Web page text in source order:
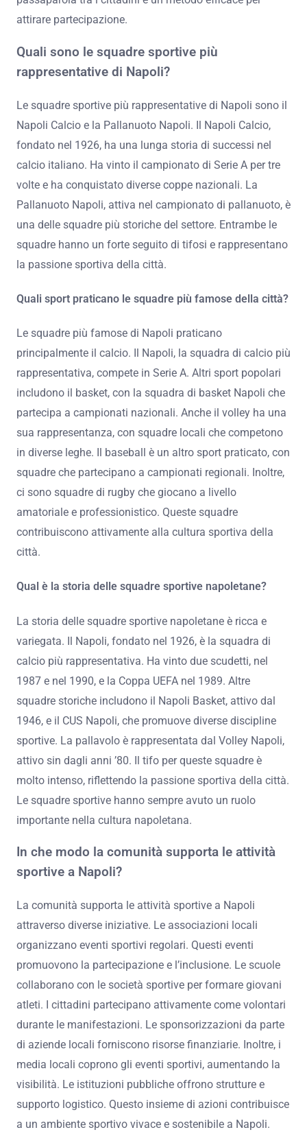
attirare partecipazione.
Quali sono le squadre sportive più
rappresentative di Napoli?
Le squadre sportive più rappresentative di Napoli sono il
Napoli Calcio e la Pallanuoto Napoli. Il Napoli Calcio,
fondato nel 1926, ha una lunga storia di successi nel
calcio italiano. Ha vinto il campionato di Serie A per tre
volte e ha conquistato diverse coppe nazionali. La
Pallanuoto Napoli, attiva nel campionato di pallanuoto, è
una delle squadre più storiche del settore. Entrambe le
squadre hanno un forte seguito di tifosi e rappresentano
la passione sportiva della città.
Quali sport praticano le squadre più famose della città?
Le squadre più famose di Napoli praticano
principalmente il calcio. Il Napoli, la squadra di calcio più
rappresentativa, compete in Serie A. Altri sport popolari
includono il basket, con la squadra di basket Napoli che
partecipa a campionati nazionali. Anche il volley ha una
sua rappresentanza, con squadre locali che competono
in diverse leghe. Il baseball è un altro sport praticato, con
squadre che partecipano a campionati regionali. Inoltre,
ci sono squadre di rugby che giocano a livello
amatoriale e professionistico. Queste squadre
contribuiscono attivamente alla cultura sportiva della
città.
Qual è la storia delle squadre sportive napoletane?
La storia delle squadre sportive napoletane è ricca e
variegata. Il Napoli, fondato nel 1926, è la squadra di
calcio più rappresentativa. Ha vinto due scudetti, nel
1987 e nel 1990, e la Coppa UEFA nel 1989. Altre
squadre storiche includono il Napoli Basket, attivo dal
1946, e il CUS Napoli, che promuove diverse discipline
sportive. La pallavolo è rappresentata dal Volley Napoli,
attivo sin dagli anni ’80. Il tifo per queste squadre è
molto intenso, riflettendo la passione sportiva della città.
Le squadre sportive hanno sempre avuto un ruolo
importante nella cultura napoletana.
In che modo la comunità supporta le attività
sportive a Napoli?
La comunità supporta le attività sportive a Napoli
attraverso diverse iniziative. Le associazioni locali
organizzano eventi sportivi regolari. Questi eventi
promuovono la partecipazione e l’inclusione. Le scuole
collaborano con le società sportive per formare giovani
atleti. I cittadini partecipano attivamente come volontari
durante le manifestazioni. Le sponsorizzazioni da parte
di aziende locali forniscono risorse finanziarie. Inoltre, i
media locali coprono gli eventi sportivi, aumentando la
visibilità. Le istituzioni pubbliche offrono strutture e
supporto logistico. Questo insieme di azioni contribuisce
a un ambiente sportivo vivace e sostenibile a Napoli.